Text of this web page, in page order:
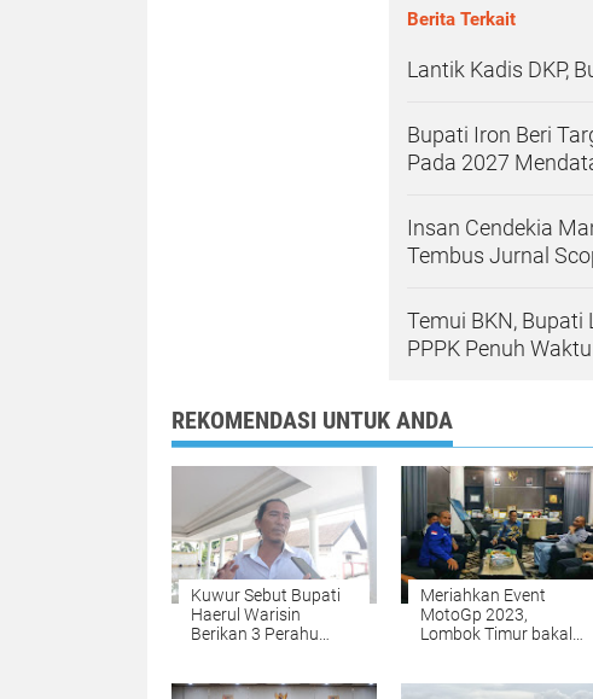
Berita Terkait
Lantik Kadis DKP,
Bupati Iron Beri
Pada 2027
Insan Cendekia
Tembus Jurnal
Temui BKN, Bupati
PPPK Penuh Waktu
REKOMENDASI UNTUK ANDA
Kuwur Sebut Bupati
Haerul Warisin
Berikan 3 Perahu
Meriahkan Event
MotoGp 2023,
Lombok Timur bakal